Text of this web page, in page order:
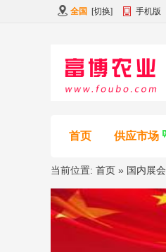
全国 [切换] 手机版
首页 供应市场
当前位置: 首页 » 国内展会